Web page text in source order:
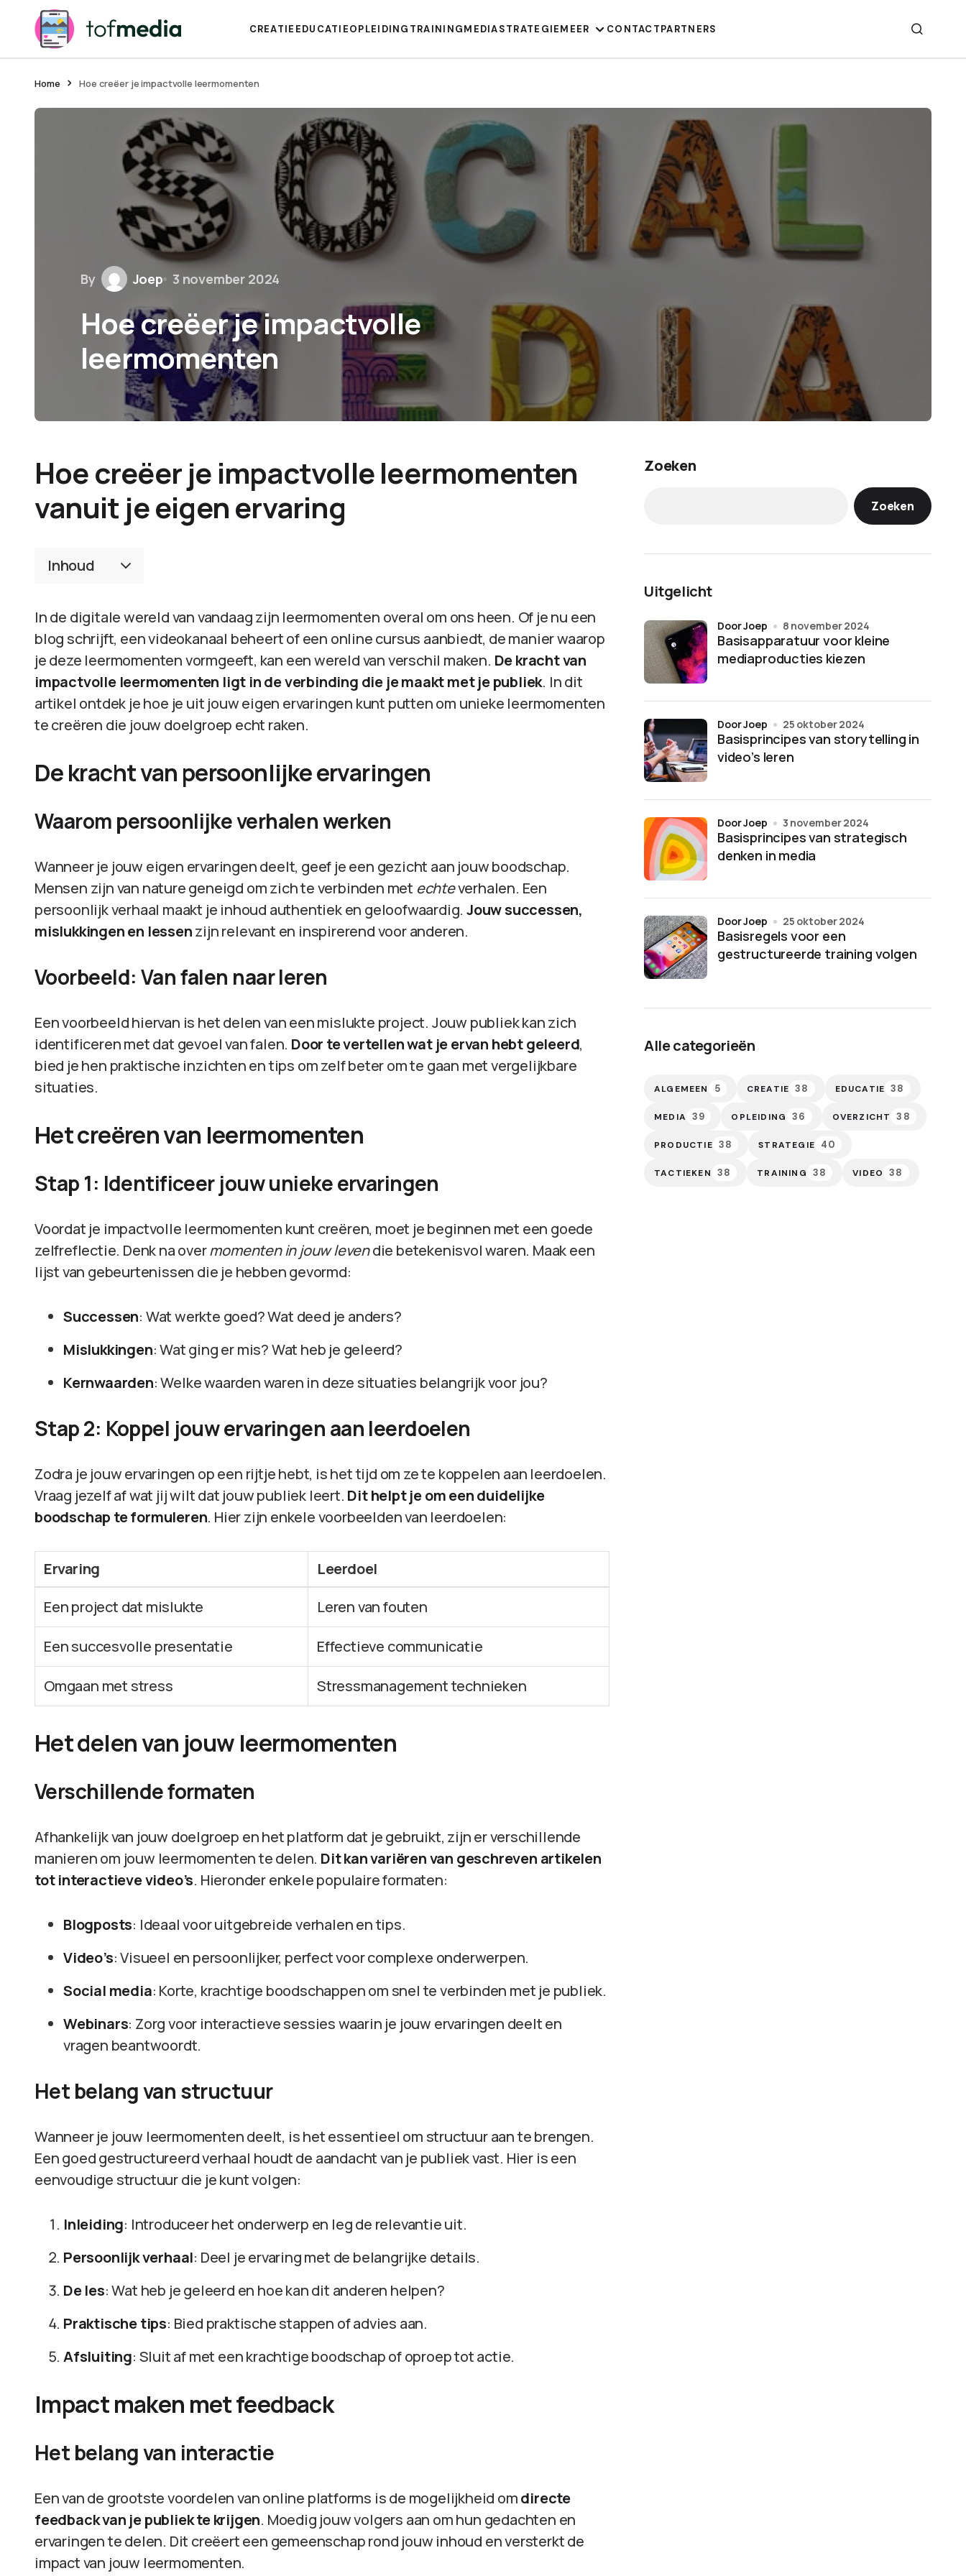
CREATIE EDUCATIEOPLEIDING TRAININGMEDIASTRATEGIEMEER CONTACTPARTNERS
Home Hoe creëer je impactvolle leermomenten
By Joep 3 november 2024
Hoe creëer je impactvolle
leermomenten
Hoe creëer je impactvolle leermomenten
vanuit je eigen ervaring
Inhoud
In de digitale wereld van vandaag zijn leermomenten overal om ons heen. Of je nu een
blog schrijft, een videokanaal beheert of een online cursus aanbiedt, de manier waarop
je deze leermomenten vormgeeft, kan een wereld van verschil maken. De kracht van
impactvolle leermomenten ligt in de verbinding die je maakt met je publiek. In dit
artikel ontdek je hoe je uit jouw eigen ervaringen kunt putten om unieke leermomenten
te creëren die jouw doelgroep echt raken.
De kracht van persoonlijke ervaringen
Waarom persoonlijke verhalen werken
Wanneer je jouw eigen ervaringen deelt, geef je een gezicht aan jouw boodschap.
Mensen zijn van nature geneigd om zich te verbinden met echteverhalen. Een
persoonlijk verhaal maakt je inhoud authentiek en geloofwaardig. Jouw successen,
mislukkingen en lessenzijn relevant en inspirerend voor anderen.
Voorbeeld: Van falen naar leren
Een voorbeeld hiervan is het delen van een mislukte project. Jouw publiek kan zich
identificeren met dat gevoel van falen. Door te vertellen wat je ervan hebt geleerd,
bied je hen praktische inzichten en tips om zelf beter om te gaan met vergelijkbare
situaties.
Het creëren van leermomenten
Stap 1: Identificeer jouw unieke ervaringen
Voordat je impactvolle leermomenten kunt creëren, moet je beginnen met een goede
zelfreflectie. Denk na overmomenten in jouw levendie betekenisvol waren. Maak een
lijst van gebeurtenissen die je hebben gevormd:
Successen: Wat werkte goed? Wat deed je anders?
Mislukkingen: Wat ging er mis? Wat heb je geleerd?
Kernwaarden: Welke waarden waren in deze situaties belangrijk voor jou?
Stap 2: Koppel jouw ervaringen aan leerdoelen
Zodra je jouw ervaringen op een rijtje hebt, is het tijd om ze te koppelen aan leerdoelen.
Vraag jezelf af wat jij wilt dat jouw publiek leert. Dit helpt je om een duidelijke
boodschap te formuleren. Hier zijn enkele voorbeelden van leerdoelen:
Ervaring
Leerdoel
Een project dat mislukte
Leren van fouten
Een succesvolle presentatie Effectieve communicatie
Omgaan met stress Stressmanagement technieken
Het delen van jouw leermomenten
Verschillende formaten
Afhankelijk van jouw doelgroep en het platform dat je gebruikt, zijn er verschillende
manieren om jouw leermomenten te delen. Dit kan variëren van geschreven artikelen
tot interactieve video’s. Hieronder enkele populaire formaten:
Blogposts: Ideaal voor uitgebreide verhalen en tips.
Video’s: Visueel en persoonlijker, perfect voor complexe onderwerpen.
Social media: Korte, krachtige boodschappen om snel te verbinden met je publiek.
Webinars: Zorg voor interactieve sessies waarin je jouw ervaringen deelt en
vragen beantwoordt.
Het belang van structuur
Wanneer je jouw leermomenten deelt, is het essentieel om structuur aan te brengen.
Een goed gestructureerd verhaal houdt de aandacht van je publiek vast. Hier is een
eenvoudige structuur die je kunt volgen:
Inleiding: Introduceer het onderwerp en leg de relevantie uit.
Persoonlijk verhaal: Deel je ervaring met de belangrijke details.
De les: Wat heb je geleerd en hoe kan dit anderen helpen?
Praktische tips: Bied praktische stappen of advies aan.
Afsluiting: Sluit af met een krachtige boodschap of oproep tot actie.
Impact maken met feedback
Het belang van interactie
Een van de grootste voordelen van online platforms is de mogelijkheid omdirecte
feedback van je publiek te krijgen. Moedig jouw volgers aan om hun gedachten en
ervaringen te delen. Dit creëert een gemeenschap rond jouw inhoud en versterkt de
impact van jouw leermomenten.
Zoeken
Zoeken
Uitgelicht
Basisapparatuur voor kleine
mediaproducties kiezen
door Joep 8 november 2024
Basisprincipes van storytelling in
video’s leren
door Joep 25 oktober 2024
Basisprincipes van strategisch
denken in media
door Joep 3 november 2024
Basisregels voor een
gestructureerde training volgen
door Joep 25 oktober 2024
Alle categorieën
ALGEMEEN 5 CREATIE 38 EDUCATIE 38
MEDIA 39 OPLEIDING 36 OVERZICHT 38
PRODUCTIE 38 STRATEGIE 40
TACTIEKEN 38 TRAINING 38 VIDEO 38